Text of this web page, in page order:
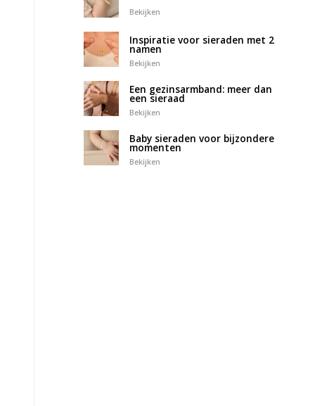
Bekijken
Inspiratie voor sieraden met 2
namen
Bekijken
Een gezinsarmband: meer dan
een sieraad
Bekijken
Baby sieraden voor bijzondere
momenten
Bekijken